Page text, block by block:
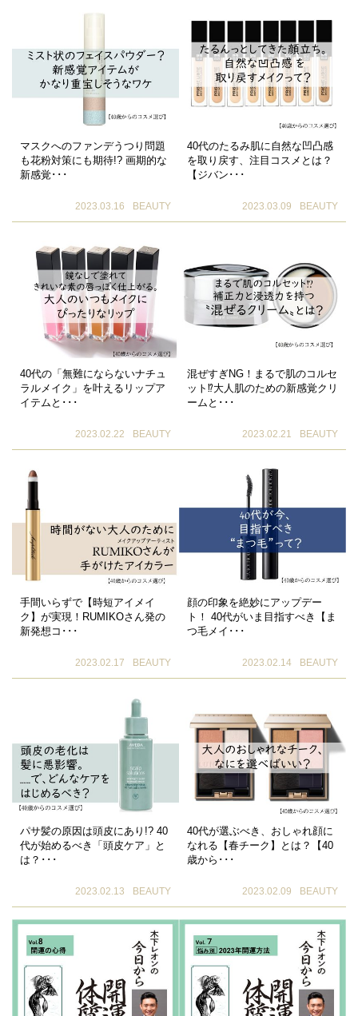
マスクへのファンデうつり問題
も花粉対策にも期待!? 画期的な
新感覚･･･
2023.03.16 BEAUTY
40代のたるみ肌に自然な凹凸感
を取り戻す、注目コスメとは？
【ジバン･･･
2023.03.09 BEAUTY
40代の「無難にならないナチュ
ラルメイク」を叶えるリップア
イテムと･･･
2023.02.22 BEAUTY
混ぜすぎNG！まるで肌のコルセ
ット⁉大人肌のための新感覚クリ
ームと･･･
2023.02.21 BEAUTY
手間いらずで【時短アイメイ
ク】が実現！RUMIKOさん発の
新発想コ･･･
2023.02.17 BEAUTY
顔の印象を絶妙にアップデー
ト！ 40代がいま目指すべき【ま
つ毛メイ･･･
2023.02.14 BEAUTY
パサ髪の原因は頭皮にあり!? 40
代が始めるべき「頭皮ケア」と
は？･･･
2023.02.13 BEAUTY
40代が選ぶべき、おしゃれ顔に
なれる【春チーク】とは？【40
歳から･･･
2023.02.09 BEAUTY